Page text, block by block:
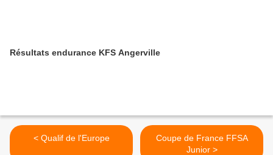
Résultats endurance KFS Angerville
< Qualif de l'Europe
Coupe de France FFSA
Junior >